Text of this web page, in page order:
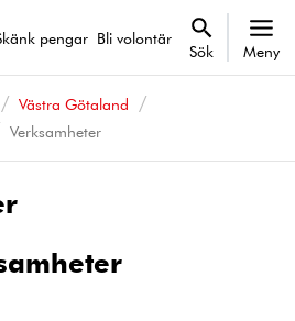
pengar Bli volontär
Sök Meny
Västra Götaland
Verksamheter